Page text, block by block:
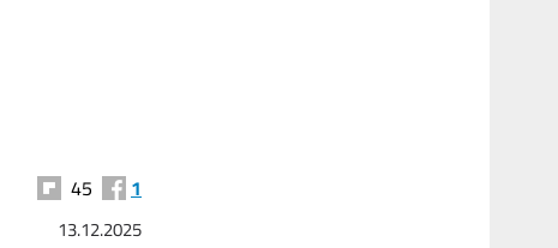
45 1
13.12.2025